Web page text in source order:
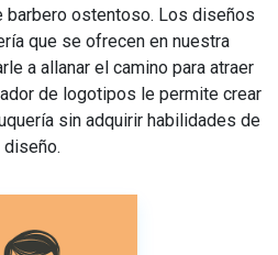
barbero ostentoso. Los diseños
que se ofrecen en nuestra
a allanar el camino para atraer
de logotipos le permite crear
sin adquirir habilidades de
diseño.